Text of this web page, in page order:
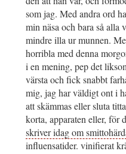
som jag. Med andra ord
min näsa och bara så alla
mindre illa ur munnen.
horribla med denna
i en mening, pep det
värsta och fick snabbt
mig, jag har väldigt ont i
att skämmas eller sluta
korta, apparaten eller, för
skriver idag om
influensatider. vinifierat